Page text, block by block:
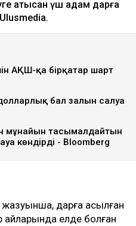
қатысқан үш адам дарға
АҚШ-қа бірқатар шарт
бал залын салуға
мұнайын тасымалдайтын
көндірді - Bloomberg
жазуынша, дарға асылған
айларында елде болған